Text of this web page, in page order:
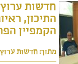
התיכון,
הקמפיין
מתוך: חדשות ערוץ 13